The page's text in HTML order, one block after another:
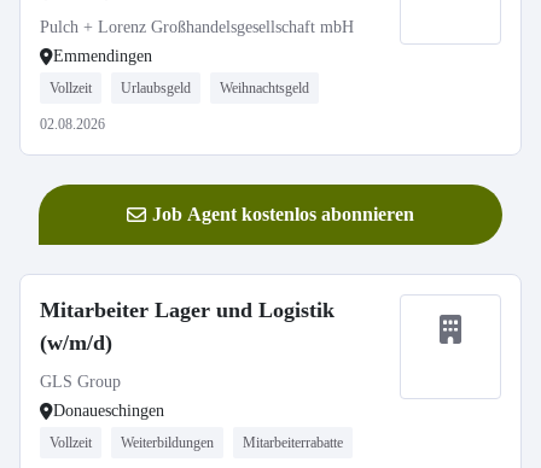
Pulch + Lorenz Großhandelsgesellschaft mbH
Emmendingen
Vollzeit Urlaubsgeld Weihnachtsgeld
02.08.2026
Job Agent kostenlos abonnieren
Mitarbeiter Lager und Logistik
(w/m/d)
GLS Group
Donaueschingen
Vollzeit Weiterbildungen Mitarbeiterrabatte